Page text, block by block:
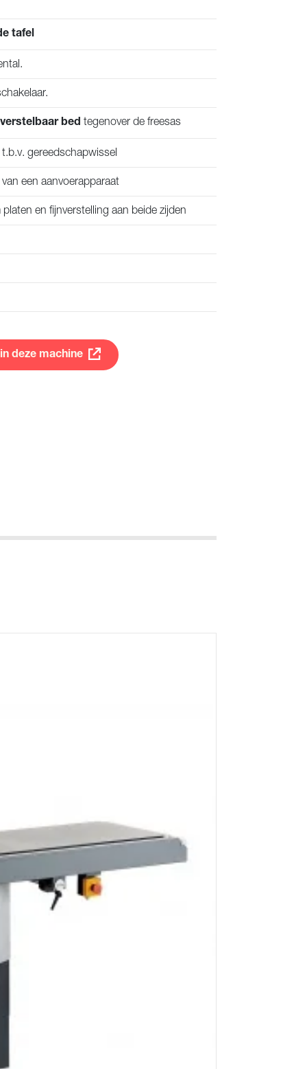
tafel
bed tegenover de freesas
gereedschapwissel
een aanvoerapparaat
en fijnverstelling aan beide zijden
deze machine